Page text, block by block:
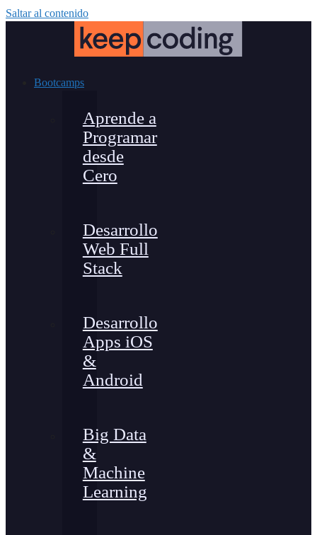
Saltar al contenido
Bootcamps
Aprende a
Programar
desde
Cero
Desarrollo
Web Full
Stack
Desarrollo
Apps iOS
&
Android
Big Data
&
Machine
Learning